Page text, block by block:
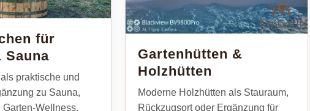
für
Sauna
praktische und
zu Sauna,
Garten-Wellness.
Gartenhütten &
Holzhütten
Moderne Holzhütten als Stauraum,
Rückzugsort oder Ergänzung für